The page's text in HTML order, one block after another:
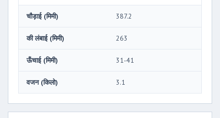
चौड़ाई (मिमी) 387.2
की लंबाई (मिमी) 263
ऊँचाई (मिमी) 31-41
वजन (किलो) 3.1